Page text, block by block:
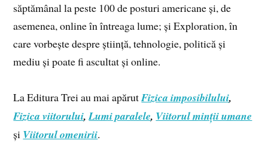
săptămânal la peste 100 de posturi americane și, de
asemenea, online în întreaga lume; și Exploration, în
care vorbește despre știință, tehnologie, politică și
mediu și poate fi ascultat și online.
La Editura Trei au mai apărutFizica imposibilului,
Fizica viitorului,Lumi paralele, Viitorul minții umane
și Viitorul omenirii.